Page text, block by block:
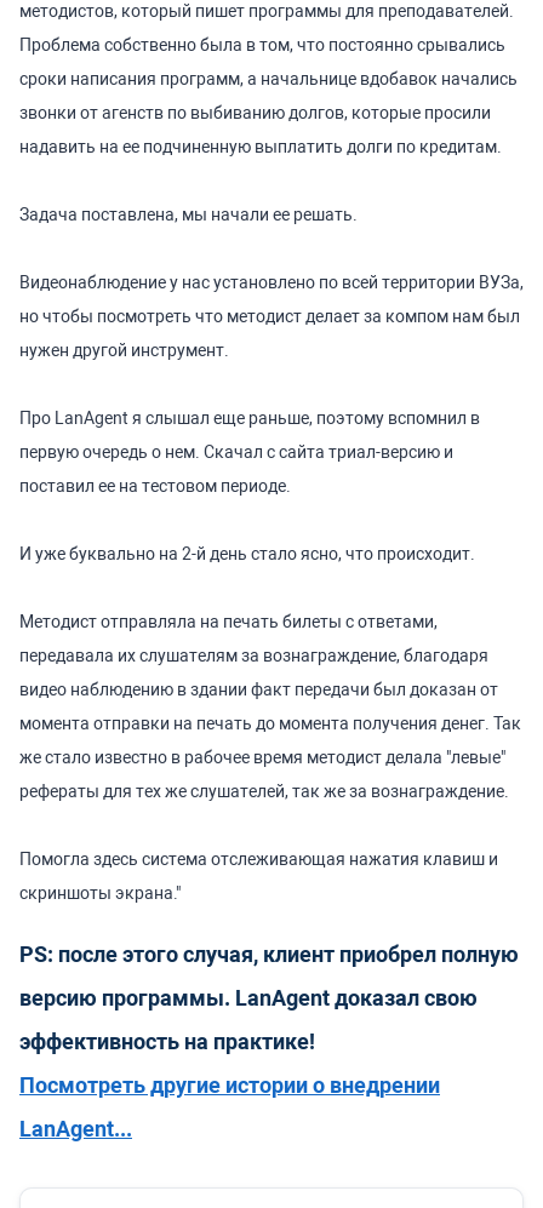
методистов, который пишет программы для преподавателей.
Проблема собственно была в том, что постоянно срывались
сроки написания программ, а начальнице вдобавок начались
звонки от агенств по выбиванию долгов, которые просили
надавить на ее подчиненную выплатить долги по кредитам.
Задача поставлена, мы начали ее решать.
Видеонаблюдение у нас установлено по всей территории ВУЗа,
но чтобы посмотреть что методист делает за компом нам был
нужен другой инструмент.
Про LanAgent я слышал еще раньше, поэтому вспомнил в
первую очередь о нем. Скачал с сайта триал-версию и
поставил ее на тестовом периоде.
И уже буквально на 2-й день стало ясно, что происходит.
Методист отправляла на печать билеты с ответами,
передавала их слушателям за вознаграждение, благодаря
видео наблюдению в здании факт передачи был доказан от
момента отправки на печать до момента получения денег. Так
же стало известно в рабочее время методист делала "левые"
рефераты для тех же слушателей, так же за вознаграждение.
Помогла здесь система отслеживающая нажатия клавиш и
скриншоты экрана."
PS: после этого случая, клиент приобрел полную
версию программы. LanAgent доказал свою
эффективность на практике!
Посмотреть другие истории о внедрении
LanAgent...